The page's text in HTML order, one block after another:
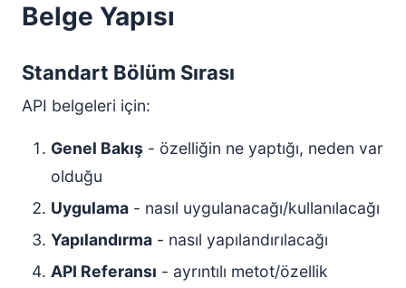
Belge Yapısı
Standart Bölüm Sırası
API belgeleri için:
Genel Bakış - özelliğin ne yaptığı, neden var
olduğu
Uygulama - nasıl uygulanacağı/kullanılacağı
Yapılandırma - nasıl yapılandırılacağı
API Referansı - ayrıntılı metot/özellik